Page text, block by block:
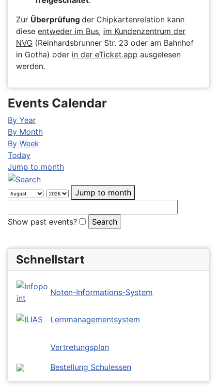
Zur Überprüfung der Chipkartenrelation kann
diese entweder im Bus, im Kundenzentrum der
NVG (Reinhardsbrunner Str. 23 oder am Bahnhof
in Gotha) oder in der eTicket.app ausgelesen
werden.
Events Calendar
By Year
By Month
By Week
Today
Jump to month
Jump to month
Show past events?
Schnellstart
Noten-Informations-System
Lernmanagementsystem
Vertretungsplan
Bestellung Schulessen